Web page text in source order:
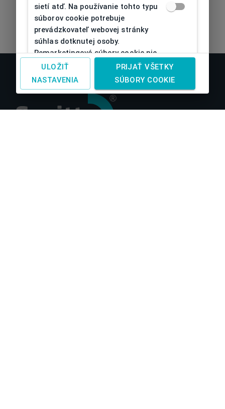
sietí atď. Na používanie tohto typu
súborov cookie potrebuje
prevádzkovateľ webovej stránky
súhlas dotknutej osoby.
Remarketingové súbory cookie nie
je možné bez takéhoto súhlasu
používať
ULOŽIŤ
NASTAVENIA
PRIJAŤ VŠETKY
SÚBORY COOKIE